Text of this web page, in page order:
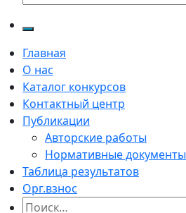
Главная
О нас
Каталог конкурсов
Контактный центр
Публикации
Авторские работы
Нормативные документы
Таблица результатов
Орг.взнос
Найти: